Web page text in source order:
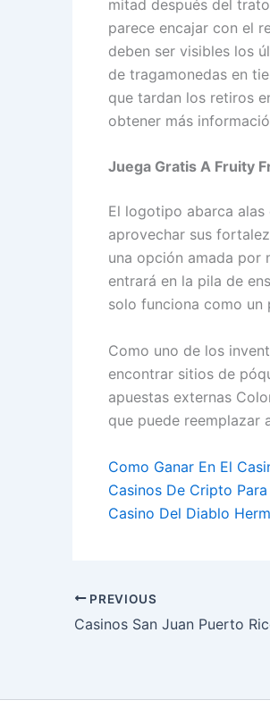
mitad después del
parece encajar con el
deben ser visibles los
de tragamonedas en
que tardan los retiros
obtener más
Juega Gratis A Fruity
El logotipo abarca
aprovechar sus
una opción amada por
entrará en la pila de
solo funciona como
Como uno de los
encontrar sitios de
apuestas externas
que puede reemplazar
Como Ganar En El
Casinos De Cripto
Casino Del Diablo
PREVIOUS
Casinos San Juan Puerto